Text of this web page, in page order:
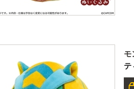
モ
テ